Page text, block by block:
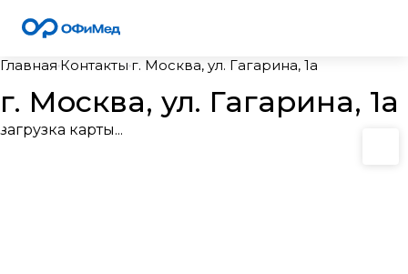
Главная Контакты г. Москва, ул. Гагарина, 1а
г. Москва, ул. Гагарина, 1а
загрузка карты...